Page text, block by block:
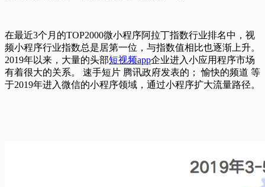
在最近3个月的TOP2000微小程序阿拉丁指数行业排名中，视
频小程序行业指数总是居第一位，与指数值相比也逐渐上升。
2019年以来，大量的头部短视频app企业进入小应用程序市场
有着很大的关系。 速手短片 腾讯政府发表的； 愉快的频道 等
于2019年进入微信的小程序领域，通过小程序扩大流量路径。